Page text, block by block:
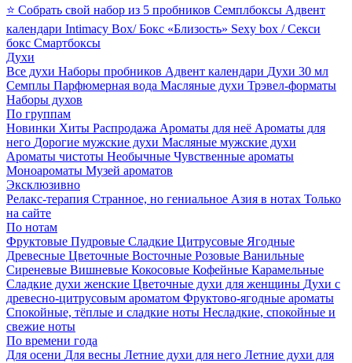
⭐ Собрать свой набор из 5 пробников Семплбоксы Адвент
календари Intimacy Box/ Бокс «Близость» Sexy box / Секси
бокс Смартбоксы
Духи
Все духи Наборы пробников Адвент календари Духи 30 мл
Семплы Парфюмерная вода Масляные духи Трэвел-форматы
Наборы духов
По группам
Новинки Хиты Распродажа Ароматы для неё Ароматы для
него Дорогие мужские духи Масляные мужские духи
Ароматы чистоты Необычные Чувственные ароматы
Моноароматы Музей ароматов
Эксклюзивно
Релакс-терапия Странное, но гениальное Азия в нотах Только
на сайте
По нотам
Фруктовые Пудровые Сладкие Цитрусовые Ягодные
Древесные Цветочные Восточные Розовые Ванильные
Сиреневые Вишневые Кокосовые Кофейные Карамельные
Сладкие духи женские Цветочные духи для женщины Духи с
древесно-цитрусовым ароматом Фруктово-ягодные ароматы
Спокойные, тёплые и сладкие ноты Несладкие, спокойные и
свежие ноты
По времени года
Для осени Для весны Летние духи для него Летние духи для